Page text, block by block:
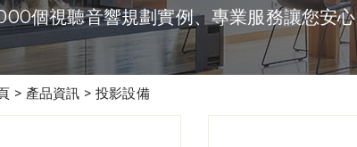
個視聽音響規劃實例、專業服務讓您安心
> 產品資訊 > 投影設備